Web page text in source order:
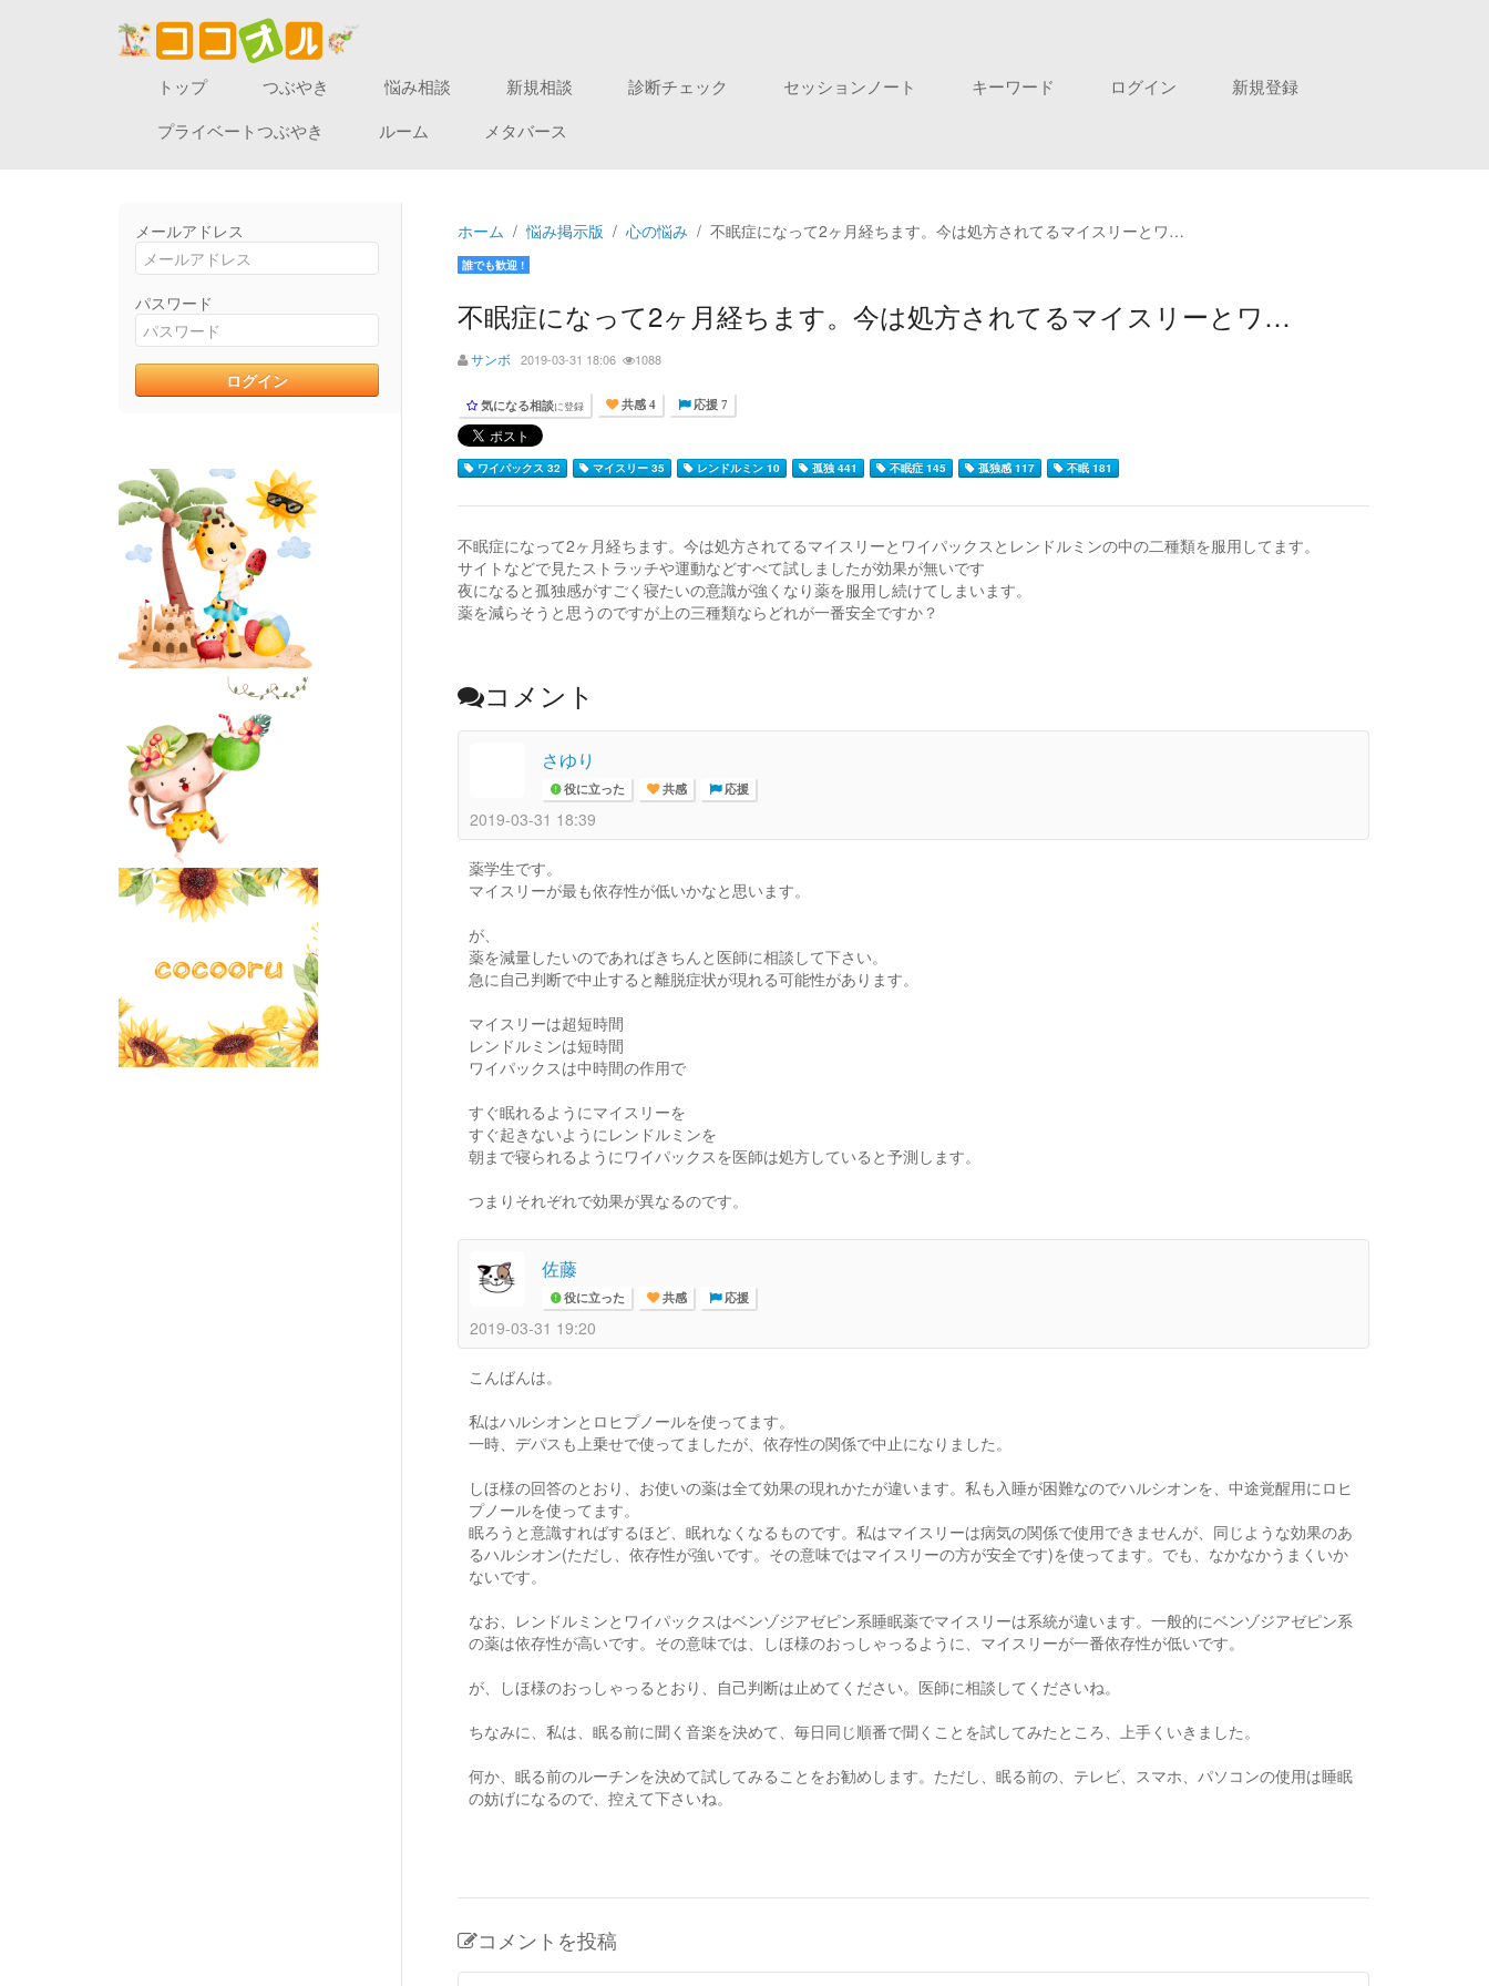
トップ つぶやき 悩み相談 新規相談 診断チェック セッションノート キーワード ログイン
新規登録
プライベートつぶやき
ルーム メタバース
メールアドレス
パスワード
ホーム 悩み掲示版 心の悩み 不眠症になって2ヶ月経ちます。今は処方されてるマイスリーとワ…
誰でも歓迎 !
不眠症になって2ヶ月経ちます。今は処方されてるマイスリーとワ…
サンボ 2019-03-31 18:06 1088
気になる相談に登録 共感 4 応援 7
ワイパックス 32 マイスリー 35 レンドルミン 10 孤独 441 不眠症 145 孤独感 117 不眠 181
不眠症になって2ヶ月経ちます。今は処方されてるマイスリーとワイパックスとレンドルミンの中の二種類を服用してます。
サイトなどで見たストラッチや運動などすべて試しましたが効果が無いです
夜になると孤独感がすごく寝たいの意識が強くなり薬を服用し続けてしまいます。
薬を減らそうと思うのですが上の三種類ならどれが一番安全ですか？
コメント
さゆり
役に立った 共感 応援
2019-03-31 18:39
薬学生です。
マイスリーが最も依存性が低いかなと思います。
が、
薬を減量したいのであればきちんと医師に相談して下さい。
急に自己判断で中止すると離脱症状が現れる可能性があります。
マイスリーは超短時間
レンドルミンは短時間
ワイパックスは中時間の作用で
すぐ眠れるようにマイスリーを
すぐ起きないようにレンドルミンを
朝まで寝られるようにワイパックスを医師は処方していると予測します。
つまりそれぞれで効果が異なるのです。
佐藤
役に立った 共感 応援
2019-03-31 19:20
こんばんは。
私はハルシオンとロヒプノールを使ってます。
一時、デパスも上乗せで使ってましたが、依存性の関係で中止になりました。
しほ様の回答のとおり、お使いの薬は全て効果の現れかたが違います。私も入睡が困難なのでハルシオンを、中途覚醒用にロヒ
プノールを使ってます。
眠ろうと意識すればするほど、眠れなくなるものです。私はマイスリーは病気の関係で使用できませんが、同じような効果のあ
るハルシオン(ただし、依存性が強いです。その意味ではマイスリーの方が安全です)を使ってます。でも、なかなかうまくいか
ないです。
なお、レンドルミンとワイパックスはベンゾジアゼピン系睡眠薬でマイスリーは系統が違います。一般的にベンゾジアゼピン系
の薬は依存性が高いです。その意味では、しほ様のおっしゃっるように、マイスリーが一番依存性が低いです。
が、しほ様のおっしゃっるとおり、自己判断は止めてください。医師に相談してくださいね。
ちなみに、私は、眠る前に聞く音楽を決めて、毎日同じ順番で聞くことを試してみたところ、上手くいきました。
何か、眠る前のルーチンを決めて試してみることをお勧めします。ただし、眠る前の、テレビ、スマホ、パソコンの使用は睡眠
の妨げになるので、控えて下さいね。
コメントを投稿